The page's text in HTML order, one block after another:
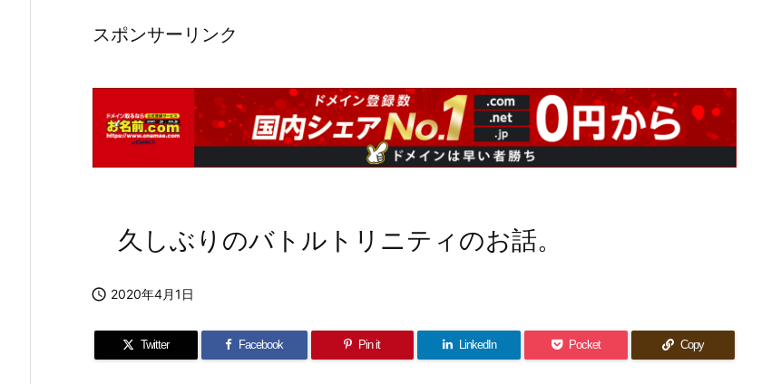
スポンサーリンク
久しぶりのバトルトリニティのお話。
 2020年4月1日
Twitter Facebook Pin it LinkedIn Pocket Copy